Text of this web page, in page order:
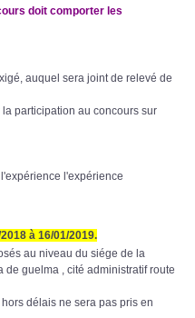
doit comporter les
auquel sera joint de relevé de
participation au concours sur
l'expérience
à 16/01/2019.
au niveau du siége de la
guelma , cité administratif route
délais ne sera pas pris en